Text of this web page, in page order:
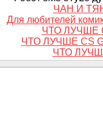
ЧАН И
Для любителей
ЧТО ЛУЧШЕ
ЧТО ЛУЧШЕ CS
ЧТО